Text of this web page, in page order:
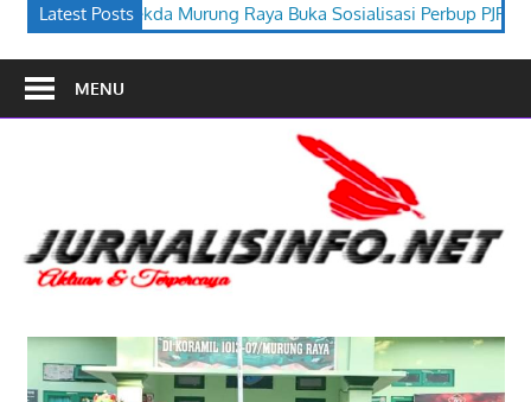
Latest Posts
Buka Sosialisasi Perbup PJPK 2026–2030 Festival Budaya
MENU